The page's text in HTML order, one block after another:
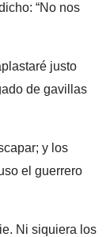
“No nos
justo
de gavillas
y los
el guerrero
Ni siquiera los